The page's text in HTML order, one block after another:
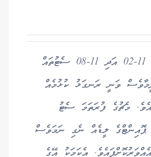
އެގޮތުން 11-05, 11-05, 11-02 އަދި 11-08 ސެޓުތައް
ވަނީ ރަނގަޅު ކުޅުމެއް
މެޗުގެ ފުރަތަމަ ސެޓު
ޕޮއިންޓްގެ ލީޑެއް ނެގި ނަމަވެސް
އެކަމަކު އޭގެ